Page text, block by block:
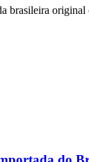
brasileira